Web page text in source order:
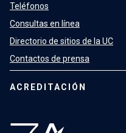
Teléfonos
Consultas en línea
Directorio de sitios de la UC
Contactos de prensa
ACREDITACIÓN